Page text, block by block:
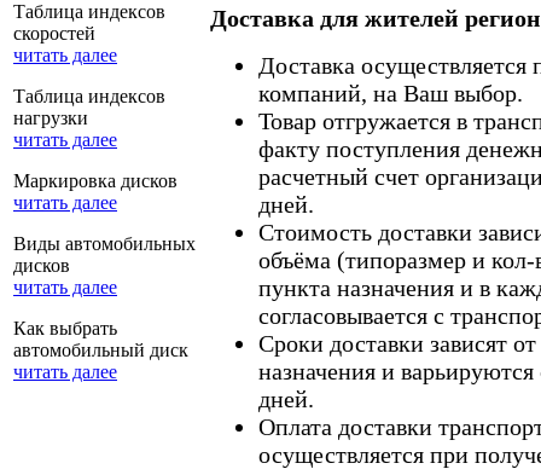
Таблица индексов
скоростей
читать далее
Таблица индексов
нагрузки
читать далее
Маркировка дисков
читать далее
Виды автомобильных
дисков
читать далее
Как выбрать
автомобильный диск
читать далее
Доставка для жителей
Доставка
компаний, на Ваш выбор.
Товар отгружается в
факту поступления
расчетный счет
дней.
Стоимость доставки
объёма (типоразмер и кол-
пункта назначения и в
согласовывается с
Сроки доставки зависят
назначения и
дней.
Оплата доставки
осуществляется при